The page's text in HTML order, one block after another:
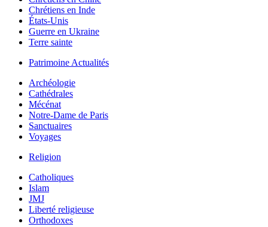
Chrétiens en Inde
États-Unis
Guerre en Ukraine
Terre sainte
Patrimoine Actualités
Archéologie
Cathédrales
Mécénat
Notre-Dame de Paris
Sanctuaires
Voyages
Religion
Catholiques
Islam
JMJ
Liberté religieuse
Orthodoxes